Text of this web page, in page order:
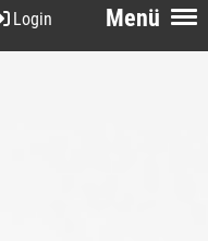
Menü
Login